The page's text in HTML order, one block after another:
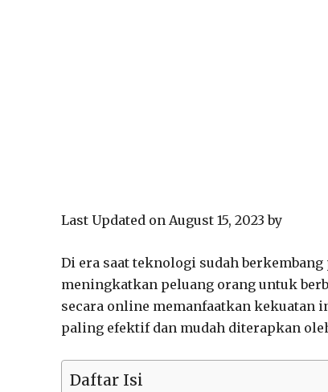
Last Updated on August 15, 2023 by
Di era saat teknologi sudah
meningkatkan peluang orang untuk
secara online memanfaatkan kekuatan
paling efektif dan mudah diterapkan
Daftar Isi